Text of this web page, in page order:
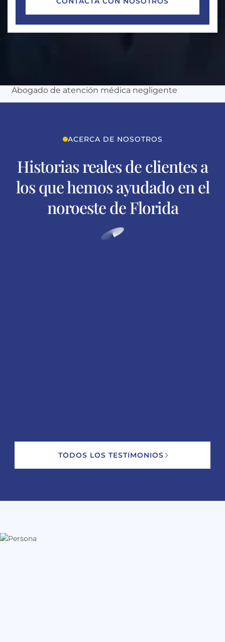
Abogado de atención médica negligente
ACERCA DE NOSOTROS
Historias reales de clientes a
los que hemos ayudado en el
noroeste de Florida
TODOS LOS TESTIMONIOS